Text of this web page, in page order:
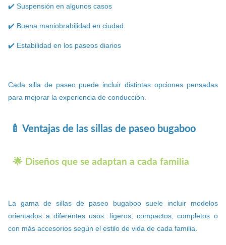
✔️ Suspensión en algunos casos
✔️ Buena maniobrabilidad en ciudad
✔️ Estabilidad en los paseos diarios
Cada silla de paseo puede incluir distintas opciones pensadas
para mejorar la experiencia de conducción.
🍼 Ventajas de las sillas de paseo bugaboo
🌟 Diseños que se adaptan a cada familia
La gama de sillas de paseo bugaboo suele incluir modelos
orientados a diferentes usos: ligeros, compactos, completos o
con más accesorios según el estilo de vida de cada familia.